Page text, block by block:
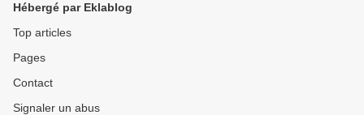
Hébergé par Eklablog
Top articles
Pages
Contact
Signaler un abus